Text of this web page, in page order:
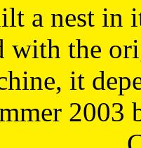
a nest in
with the
it
2003